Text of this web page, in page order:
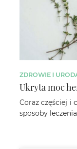
ZDROWIE I
Ukryta moc
Coraz częściej i
sposoby